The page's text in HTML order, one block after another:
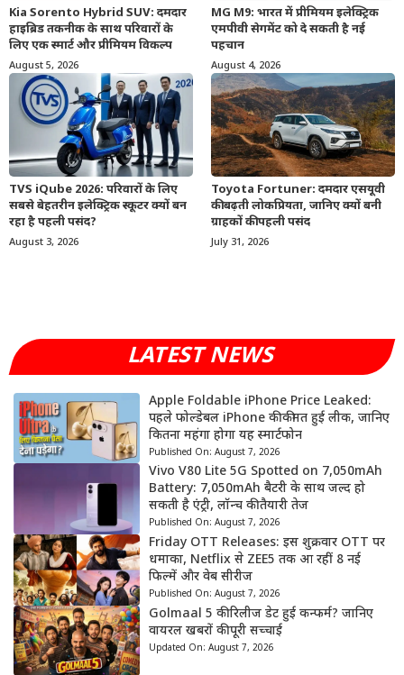
Kia Sorento Hybrid SUV: दमदार
हाइब्रिड तकनीक के साथ परिवारों के
लिए एक स्मार्ट और प्रीमियम विकल्प
August 5, 2026
MG M9: भारत में प्रीमियम इलेक्ट्रिक
एमपीवी सेगमेंट को दे सकती है नई
पहचान
August 4, 2026
TVS iQube 2026: परिवारों के लिए
सबसे बेहतरीन इलेक्ट्रिक स्कूटर क्यों बन
रहा है पहली पसंद?
August 3, 2026
Toyota Fortuner: दमदार एसयूवी
की बढ़ती लोकप्रियता, जानिए क्यों बनी
ग्राहकों की पहली पसंद
July 31, 2026
LATEST NEWS
Apple Foldable iPhone Price Leaked:
पहले फोल्डेबल iPhone की कीमत हुई लीक, जानिए
कितना महंगा होगा यह स्मार्टफोन
Published On: August 7, 2026
Vivo V80 Lite 5G Spotted on 7,050mAh
Battery: 7,050mAh बैटरी के साथ जल्द हो
सकती है एंट्री, लॉन्च की तैयारी तेज
Published On: August 7, 2026
Friday OTT Releases: इस शुक्रवार OTT पर
धमाका, Netflix से ZEE5 तक आ रहीं 8 नई
फिल्में और वेब सीरीज
Published On: August 7, 2026
Golmaal 5 की रिलीज डेट हुई कन्फर्म? जानिए
वायरल खबरों की पूरी सच्चाई
Updated On: August 7, 2026